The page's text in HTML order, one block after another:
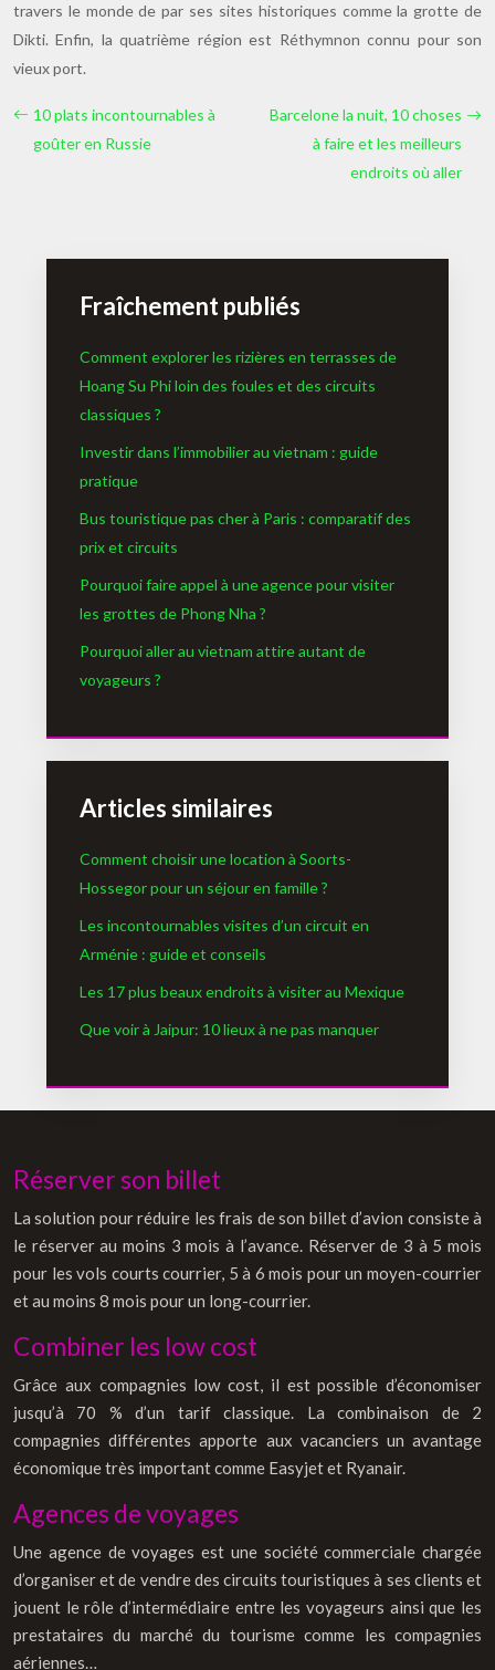
travers le monde de par ses sites historiques comme la grotte de
Dikti. Enfin, la quatrième région est Réthymnon connu pour son
vieux port.
10 plats incontournables à
goûter en Russie
Barcelone la nuit, 10 choses
à faire et les meilleurs
endroits où aller
Fraîchement publiés
Comment explorer les rizières en terrasses de
Hoang Su Phi loin des foules et des circuits
classiques ?
Investir dans l’immobilier au vietnam : guide
pratique
Bus touristique pas cher à Paris : comparatif des
prix et circuits
Pourquoi faire appel à une agence pour visiter
les grottes de Phong Nha ?
Pourquoi aller au vietnam attire autant de
voyageurs ?
Articles similaires
Comment choisir une location à Soorts-
Hossegor pour un séjour en famille ?
Les incontournables visites d’un circuit en
Arménie : guide et conseils
Les 17 plus beaux endroits à visiter au Mexique
Que voir à Jaipur: 10 lieux à ne pas manquer
Réserver son billet
La solution pour réduire les frais de son billet d’avion consiste à
le réserver au moins 3 mois à l’avance. Réserver de 3 à 5 mois
pour les vols courts courrier, 5 à 6 mois pour un moyen-courrier
et au moins 8 mois pour un long-courrier.
Combiner les low cost
Grâce aux compagnies low cost, il est possible d’économiser
jusqu’à 70 % d’un tarif classique. La combinaison de 2
compagnies différentes apporte aux vacanciers un avantage
économique très important comme Easyjet et Ryanair.
Agences de voyages
Une agence de voyages est une société commerciale chargée
d’organiser et de vendre des circuits touristiques à ses clients et
jouent le rôle d’intermédiaire entre les voyageurs ainsi que les
prestataires du marché du tourisme comme les compagnies
aériennes…